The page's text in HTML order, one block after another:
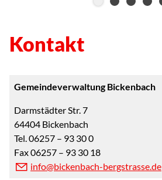
Kontakt
Gemeindeverwaltung Bickenbach
Darmstädter Str. 7
64404 Bickenbach
Tel. 06257 – 93 30 0
Fax 06257 – 93 30 18
info@bickenbach-bergstrasse.de